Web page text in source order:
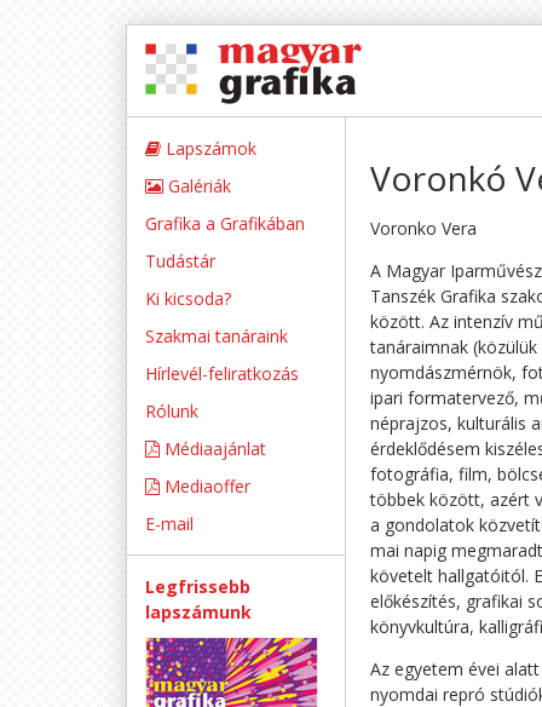
Voronkó
Voronko Vera
A Magyar
Tanszék Grafika
között. Az intenzív
tanáraimnak
nyomdászmérnök,
ipari formatervező,
néprajzos, kulturális
érdeklődésem
fotográfia, film,
többek között, azért
a gondolatok
mai napig
követelt hallgatóitól.
előkészítés, grafikai
könyvkultúra,
Az egyetem évei
nyomdai repró
Lapszámok
Galériák
Grafika a Grafikában
Tudástár
Ki kicsoda?
Szakmai tanáraink
Hírlevél-feliratkozás
Rólunk
Médiaajánlat
Mediaoffer
E-mail
Legfrissebb
lapszámunk